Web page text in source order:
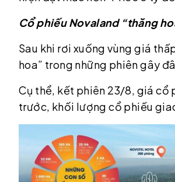
Cổ phiếu Novaland “thăng
Sau khi rơi xuống vùng giá
hoa” trong những phiên gây
Cụ thể, kết phiên 23/8, giá cổ
trước, khối lượng cổ phiếu